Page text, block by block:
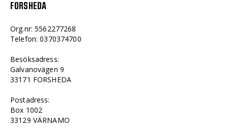
FORSHEDA
Org.nr: 5562277268
Telefon: 0370374700
Besöksadress:
Galvanovägen 9
33171 FORSHEDA
Postadress:
Box 1002
33129 VÄRNAMO